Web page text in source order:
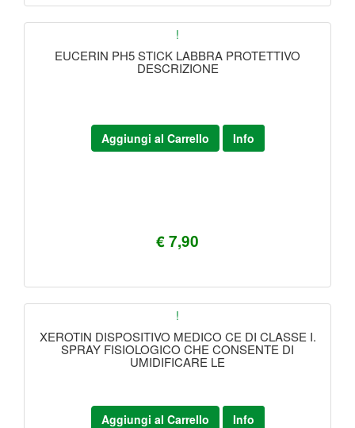
!
EUCERIN PH5 STICK LABBRA PROTETTIVO
DESCRIZIONE
€ 7,90
Aggiungi al Carrello Info
!
XEROTIN DISPOSITIVO MEDICO CE DI CLASSE I.
SPRAY FISIOLOGICO CHE CONSENTE DI
UMIDIFICARE LE
Aggiungi al Carrello Info